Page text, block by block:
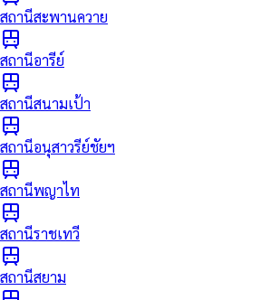
สถานีสะพานควาย
สถานีอารีย์
สถานีสนามเป้า
สถานีอนุสาวรีย์ชัยฯ
สถานีพญาไท
สถานีราชเทวี
สถานีสยาม